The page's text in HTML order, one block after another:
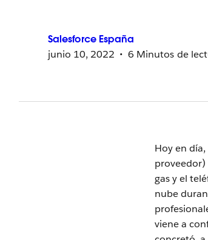
Salesforce España
junio 10, 2022
6 Minutos de
Hoy en
proveedor)
gas y el
nube
viene a